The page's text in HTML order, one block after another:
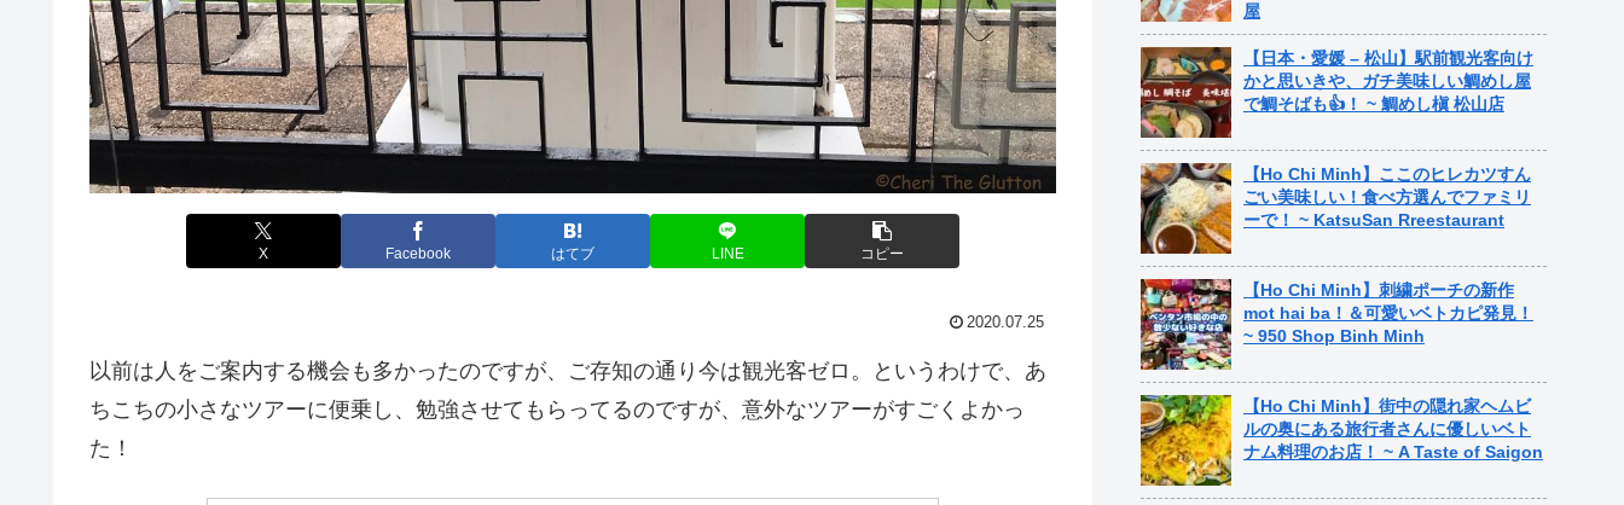
X Facebook はてブ LINE コピー
2020.07.25
以前は人をご案内する機会も多かったのですが、ご存知の通り今は観光客ゼロ。というわけで、あ
ちこちの小さなツアーに便乗し、勉強させてもらってるのですが、意外なツアーがすごくよかっ
た！
屋
【日本・愛媛 – 松山】駅前観光客向け
かと思いきや、ガチ美味しい鯛めし屋
で鯛そばも👍！ ~ 鯛めし槇 松山店
【Ho Chi Minh】ここのヒレカツすん
ごい美味しい！食べ方選んでファミリ
ーで！ ~ KatsuSan Rreestaurant
【Ho Chi Minh】刺繍ポーチの新作
mot hai ba！＆可愛いベトカピ発見！
~ 950 Shop Binh Minh
【Ho Chi Minh】街中の隠れ家ヘムビ
ルの奥にある旅行者さんに優しいベト
ナム料理のお店！ ~ A Taste of Saigon